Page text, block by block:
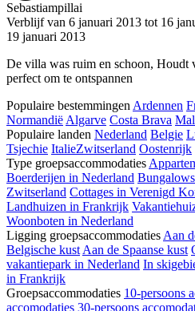
Sebastiampillai
Verblijf van 6 januari 2013 tot 16
19 januari 2013
De villa was ruim en schoon, Houdt
perfect om te ontspannen
Populaire bestemmingen Ardennen
Normandië Algarve Costa Brava
Populaire landen Nederland Belgie
Tsjechie ItalieZwitserland Oostenrijk
Type groepsaccommodaties
Boerderijen in Nederland
Zwitserland Cottages in Verenigd
Landhuizen in Frankrijk
Woonboten in Nederland
Ligging groepsaccommodaties Aan
Belgische kust Aan de Spaanse kust
vakantiepark in Nederland In
in Frankrijk
Groepsaccommodaties 10-persoons
accomodaties 30-persoons